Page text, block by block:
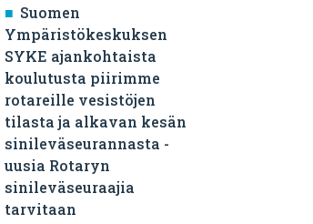
Suomen
Ympäristökeskuksen
SYKE ajankohtaista
koulutusta piirimme
rotareille vesistöjen
tilasta ja alkavan kesän
sinileväseurannasta -
uusia Rotaryn
sinileväseuraajia
tarvitaan